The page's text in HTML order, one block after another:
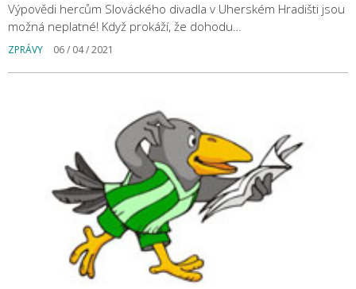
Výpovědi hercům Slováckého divadla v Uherském Hradišti jsou
možná neplatné! Když prokáží, že dohodu…
ZPRÁVY 06 / 04 / 2021